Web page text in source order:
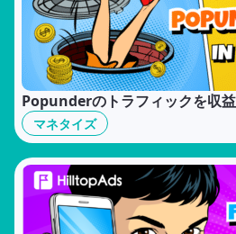
マネタイズ
Popunderのトラフィックを収